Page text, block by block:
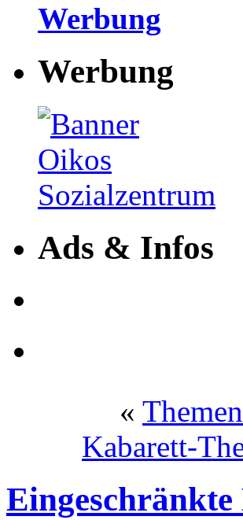
Werbung
Werbung
Ads & Infos
«
Kabarett-